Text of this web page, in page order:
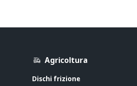
Agricoltura
Dischi frizione